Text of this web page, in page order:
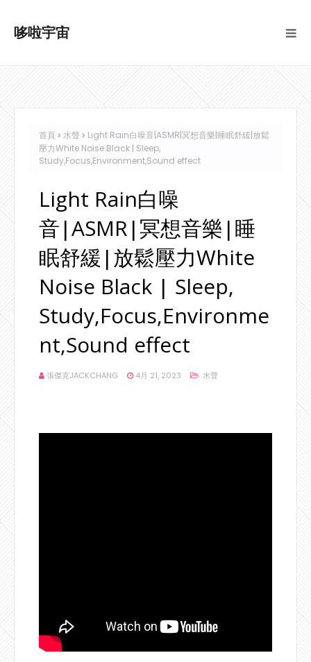
哆啦宇宙
首頁 水聲
Light Rain白噪音|ASMR|冥想音樂|睡眠舒緩|放鬆
壓力White Noise Black | Sleep,
Study,Focus,Environment,Sound effect
Light Rain白噪
音|ASMR|冥想音樂|睡
眠舒緩|放鬆壓力White
Noise Black | Sleep,
Study,Focus,Environme
nt,Sound effect
張傑克JACKCHANG 4月 21, 2023 水聲